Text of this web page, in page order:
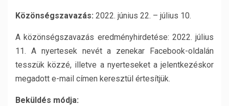
Közönségszavazás: 2022. június 22. – július 10.
A közönségszavazás eredményhirdetése: 2022. július
11. A nyertesek nevét a zenekar Facebook-oldalán
tesszük közzé, illetve a nyerteseket a jelentkezéskor
megadott e-mail címen keresztül értesítjük.
Beküldés módja: